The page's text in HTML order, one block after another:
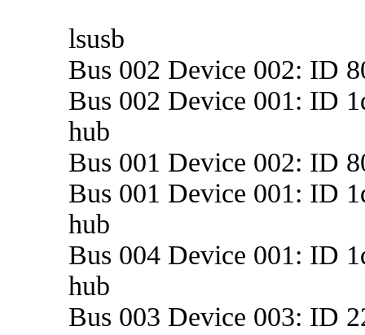
lsusb
Bus 002 Device 002: ID
Bus 002 Device 001: ID
hub
Bus 001 Device 002: ID
Bus 001 Device 001: ID
hub
Bus 004 Device 001: ID
hub
Bus 003 Device 003: ID